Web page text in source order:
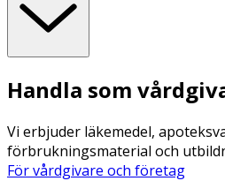
Handla som
Vi erbjuder läkemedel,
förbrukningsmaterial och
För vårdgivare och företag